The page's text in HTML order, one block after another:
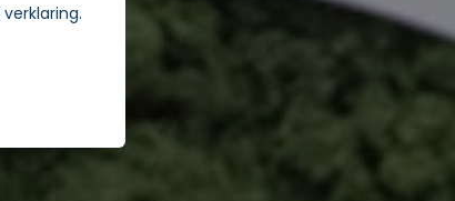
verklaring.